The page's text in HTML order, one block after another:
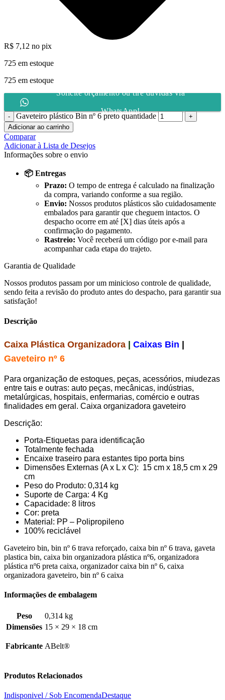
R$ 7,12 no pix
725 em estoque
725 em estoque
Solicite orçamento ou tire dúvidas via
WhatsApp!
Gaveteiro plástico Bin nº 6 preto quantidade
Adicionar ao carrinho
Comparar
Adicionar à Lista de Desejos
Informações sobre o envio
📦 Entregas
Prazo: O tempo de entrega é calculado na finalização
da compra, variando conforme a sua região.
Envio: Nossos produtos plásticos são cuidadosamente
embalados para garantir que cheguem intactos. O
despacho ocorre em até [X] dias úteis após a
confirmação do pagamento.
Rastreio: Você receberá um código por e-mail para
acompanhar cada etapa do trajeto.
Garantia de Qualidade
Nossos produtos passam por um minicioso controle de qualidade,
sendo feita a revisão do produto antes do despacho, para garantir sua
satisfação!
Descrição
Caixa Plástica Organizadora | Caixas Bin |
Gaveteiro nº 6
Para organização de estoques, peças, acessórios, miudezas
entre tais e outras: auto peças, mecânicas, indústrias,
metalúrgicas, hospitais, enfermarias, comércio e outras
finalidades em geral. Caixa organizadora gaveteiro
Descrição:
Porta-Etiquetas para identificação
Totalmente fechada
Encaixe traseiro para estantes tipo porta bins
Dimensões Externas (A x L x C): 15 cm x 18,5 cm x 29
cm
Peso do Produto: 0,314 kg
Suporte de Carga: 4 Kg
Capacidade: 8 litros
Cor: preta
Material: PP – Polipropileno
100% reciclável
Gaveteiro bin, bin nº 6 trava reforçado, caixa bin nº 6 trava, gaveta
plastica bin, caixa bin organizadora plástica nº6, organizadora
plástica nº6 preta caixa, organizador caixa bin nº 6, caixa
organizadora gaveteiro, bin nº 6 caixa
Informações de embalagem
Peso
0,314 kg
Dimensões 15 × 29 × 18 cm
Fabricante ABelt®
Produtos Relacionados
Indisponivel / Sob EncomendaDestaque